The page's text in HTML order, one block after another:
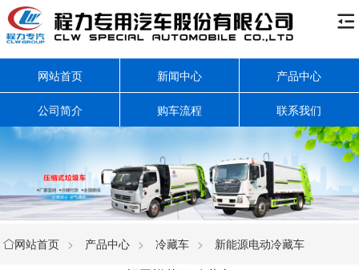

网站首页 新闻中心 产品中心
公司简介 购车流程 联系我们
网站首页 > 产品中心 > 冷藏车 > 新能源电动冷藏车